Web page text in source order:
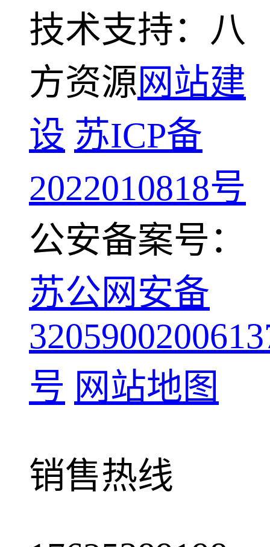
技术支持：八
方资源网站建
设 苏ICP备
2022010818号
公安备案号：
苏公网安备
号 网站地图
销售热线